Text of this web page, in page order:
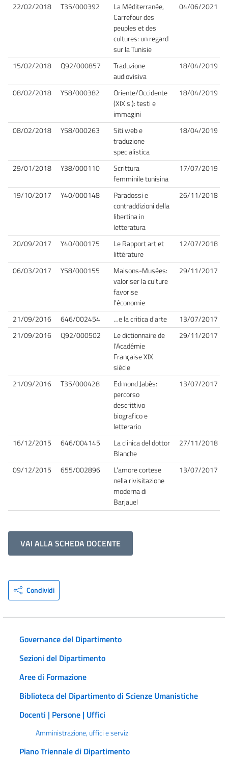
22/02/2018 T35/000392
La Méditerranée,
Carrefour des
peuples et des
cultures: un regard
sur la Tunisie
04/06/2021
15/02/2018 Q92/000857
Traduzione
audiovisiva
18/04/2019
08/02/2018 Y58/000382
Oriente/Occidente
(XIX s.): testi e
immagini
18/04/2019
08/02/2018 Y58/000263
Siti web e
traduzione
specialistica
18/04/2019
29/01/2018 Y38/000110
Scrittura
femminile tunisina
17/07/2019
19/10/2017 Y40/000148
Paradossi e
contraddizioni della
libertina in
letteratura
26/11/2018
20/09/2017 Y40/000175
Le Rapport art et
littérature
12/07/2018
06/03/2017 Y58/000155
Maisons-Musées:
valoriser la culture
favorise
l'économie
29/11/2017
21/09/2016 646/002454 …e la critica d'arte
13/07/2017
21/09/2016
Q92/000502
Le dictionnaire de
l'Académie
Française XIX
siècle
29/11/2017
21/09/2016 T35/000428
Edmond Jabès:
percorso
descrittivo
biografico e
letterario
13/07/2017
16/12/2015 646/004145
La clinica del dottor
Blanche
27/11/2018
09/12/2015 655/002896
L'amore cortese
nella rivisitazione
moderna di
Barjauel
13/07/2017
VAI ALLA SCHEDA DOCENTE
Condividi
Governance del Dipartimento
Sezioni del Dipartimento
Aree di Formazione
Biblioteca del Dipartimento di Scienze Umanistiche
Docenti | Persone | Uffici
Amministrazione, uffici e servizi
Piano Triennale di Dipartimento